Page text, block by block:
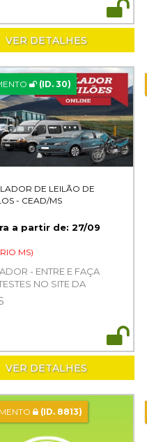
VER DETALHES
(ID. 30)
DE LEILÃO DE
- CEAD/MS
a partir de: 27/09
MS)
- ENTRE E FAÇA
NO SITE DA
ONLINE MS. SEGUNDA
VER DETALHES
(ID. 8813)